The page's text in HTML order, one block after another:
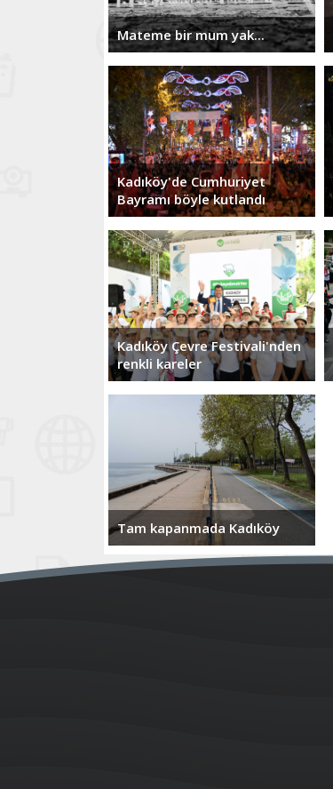
Mateme bir mum yak...
Kadıköy'de Cumhuriyet
Bayramı böyle kutlandı
Kadıköy Çevre Festivali'nden
renkli kareler
Tam kapanmada Kadıköy